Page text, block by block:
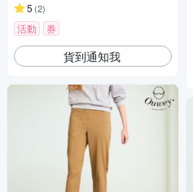
5 (2)
活動 券
貨到通知我